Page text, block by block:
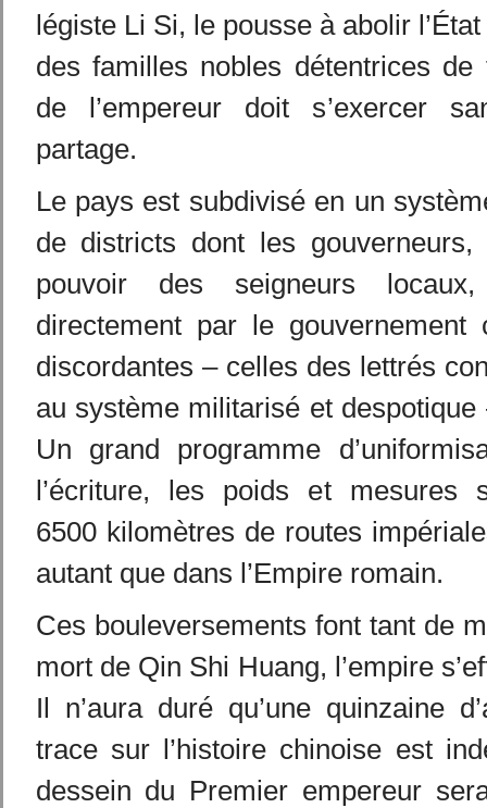
légiste Li Si, le pousse à abolir
des familles nobles détentrices de
de l’empereur doit s’exercer
partage.
Le pays est subdivisé en un
de districts dont les gouverneurs,
pouvoir des seigneurs
directement par le gouvernement
discordantes – celles des lettrés
au système militarisé et
Un grand programme
l’écriture, les poids et mesures
6500 kilomètres de routes
autant que dans l’Empire romain.
Ces bouleversements font tant de
mort de Qin Shi Huang, l’empire
Il n’aura duré qu’une quinzaine
trace sur l’histoire chinoise est
dessein du Premier empereur